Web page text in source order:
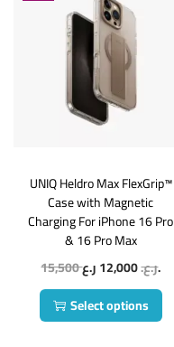
UNIQ Heldro Max FlexGrip™
Case with Magnetic
Charging For iPhone 16 Pro
& 16 Pro Max
15,500
ر.ع.12,000
ر.ع.
Select options